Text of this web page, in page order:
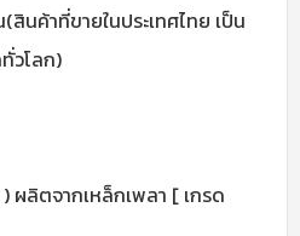
นค้าที่ขายในประเทศไทย เป็น
วโลก)
ผลิตจากเหล็กเพลา [ เกรด